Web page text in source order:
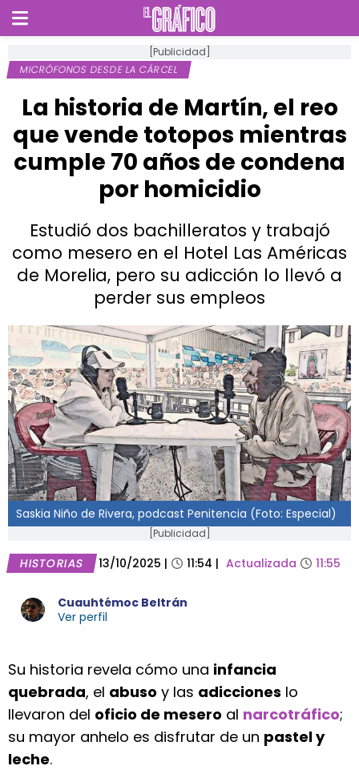
[Publicidad]
MICRÓFONOS DESDE LA CÁRCEL
La historia de Martín, el reo
que vende totopos mientras
cumple 70 años de condena
por homicidio
Estudió dos bachilleratos y trabajó
como mesero en el Hotel Las Américas
de Morelia, pero su adicción lo llevó a
perder sus empleos
Saskia Niño de Rivera, podcast Penitencia (Foto: Especial)
[Publicidad]
HISTORIAS 13/10/2025 | 11:54 | Actualizada 11:55
Cuauhtémoc Beltrán
Ver perfil
Su historia revela cómo una infancia
quebrada, el abuso y las adicciones lo
llevaron del oficio de mesero al narcotráfico;
su mayor anhelo es disfrutar de un pastel y
leche.